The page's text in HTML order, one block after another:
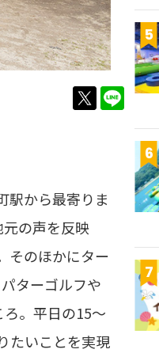
twitterLINE
駅から最寄りま
の声を反映
そのほかにター
ターゴルフや
。平日の15〜
たいことを実現